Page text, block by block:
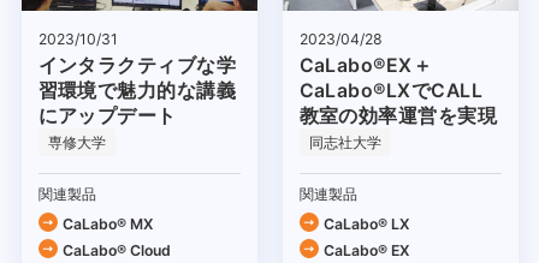
2023/10/31
インタラクティブな学
習環境で魅力的な講義
にアップデート
専修大学
関連製品
CaLabo® MX
CaLabo®︎ Cloud
2023/04/28
CaLabo®EX＋
CaLabo®LXでCALL
教室の効率運営を実現
同志社大学
関連製品
CaLabo® LX
CaLabo® EX